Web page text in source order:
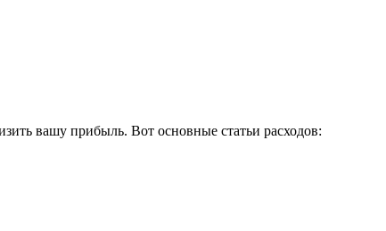
вашу прибыль. Вот основные статьи расходов: